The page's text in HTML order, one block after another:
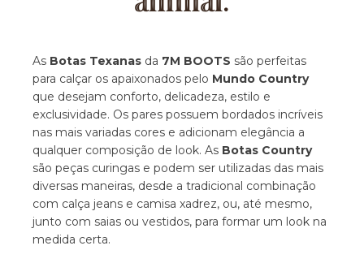
As Botas Texanas da 7M BOOTS são perfeitas
para calçar os apaixonados pelo Mundo Country
que desejam conforto, delicadeza, estilo e
exclusividade. Os pares possuem bordados incríveis
nas mais variadas cores e adicionam elegância a
qualquer composição de look. As Botas Country
são peças curingas e podem ser utilizadas das mais
diversas maneiras, desde a tradicional combinação
com calça jeans e camisa xadrez, ou, até mesmo,
junto com saias ou vestidos, para formar um look na
medida certa.